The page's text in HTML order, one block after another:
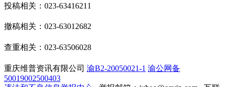
投稿相关：023-63416211
撤稿相关：023-63012682
查重相关：023-63506028
重庆维普资讯有限公司 渝B2-20050021-1 渝公网备
50019002500403